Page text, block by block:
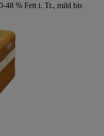
48 % Fett i. Tr., mild bis